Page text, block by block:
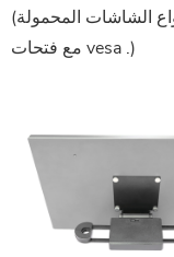
(زاوية قابلة للضبط 60 درجة تنطبق على أنواع الشاشات المحمولة
مع فتحات vesa .)